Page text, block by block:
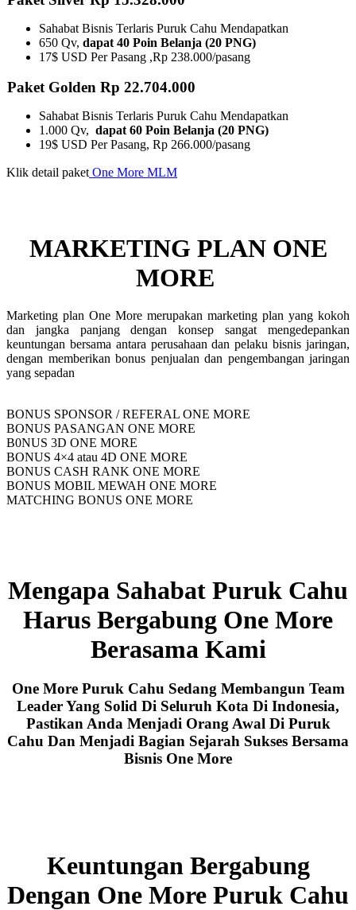
Sahabat Bisnis Terlaris Puruk Cahu Mendapatkan
650 Qv, dapat 40 Poin Belanja (20 PNG)
17$ USD Per Pasang ,Rp 238.000/pasang
Paket Golden Rp 22.704.000
Sahabat Bisnis Terlaris Puruk Cahu Mendapatkan
1.000 Qv, dapat 60 Poin Belanja (20 PNG)
19$ USD Per Pasang, Rp 266.000/pasang
Klik detail paket One More MLM
MARKETING PLAN ONE
MORE ​
Marketing plan One More merupakan marketing plan yang kokoh
dan jangka panjang dengan konsep sangat mengedepankan
keuntungan bersama antara perusahaan dan pelaku bisnis jaringan,
dengan memberikan bonus penjualan dan pengembangan jaringan
yang sepadan
BONUS SPONSOR / REFERAL ONE MORE
BONUS PASANGAN ONE MORE
B0NUS 3D ONE MORE
BONUS 4×4 atau 4D ONE MORE
BONUS CASH RANK ONE MORE
BONUS MOBIL MEWAH ONE MORE
MATCHING BONUS ONE MORE
Mengapa Sahabat Puruk Cahu
Harus Bergabung One More
Berasama Kami
One More Puruk Cahu Sedang Membangun Team
Leader Yang Solid Di Seluruh Kota Di Indonesia,
Pastikan Anda Menjadi Orang Awal Di Puruk
Cahu Dan Menjadi Bagian Sejarah Sukses Bersama
Bisnis One More
Keuntungan Bergabung
Dengan One More Puruk Cahu